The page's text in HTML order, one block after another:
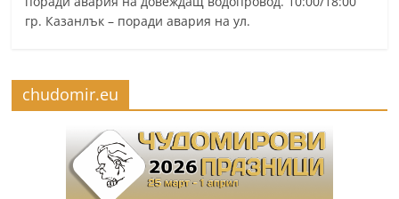
гр. Казанлък – поради авария на ул.
chudomir.eu